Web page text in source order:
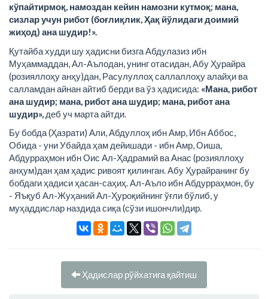
кўпайтирмоқ, намоздан кейин намозни кутмоқ; мана,
сизлар учун рибот (боғлиқлик, Ҳақ йўлидаги доимий
жиҳод) ана шудир!».
Қутайба худди шу ҳадисни бизга Абдулазиз ибн
Муҳаммаддан, Ал-Аълодан, унинг отасидан, Абу Ҳурайра
(розияллоҳу анҳу)дан, Расулуллоҳ саллаллоҳу алайҳи ва
салламдан айнан айтиб берди ва ўз ҳадисида: «Мана, рибот
ана шудир; мана, рибот ана шудир; мана, рибот ана
шудир», деб уч марта айтди.
Бу бобда (Ҳазрати) Али, Абдуллоҳ ибн Амр, Ибн Аббос,
Обида - уни Убайда ҳам дейишади - ибн Амр, Оиша,
Абдурраҳмон ибн Оис Ал-Ҳадрамий ва Анас (розияллоҳу
анҳум)дан ҳам ҳадис ривоят қилинган. Абу Ҳурайранинг бу
бобдаги ҳадиси ҳасан-саҳиҳ. Ал-Аъло ибн Абдурраҳмон, бу
- Яъқуб Ал-Жуҳаний Ал-Ҳуроқийнинг ўғли бўлиб, у
муҳаддислар наздида сиқа (сўзи ишончли)дир.
Ҳадислар рўйхатига қайтиш